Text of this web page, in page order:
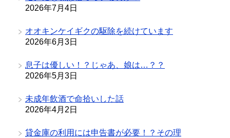
2026年7月4日
オオキンケイギクの駆除を続けています
2026年6月3日
息子は優しい！？じゃあ、娘は…？？
2026年5月3日
未成年飲酒で命拾いした話
2026年4月2日
貸金庫の利用には申告書が必要！？その理